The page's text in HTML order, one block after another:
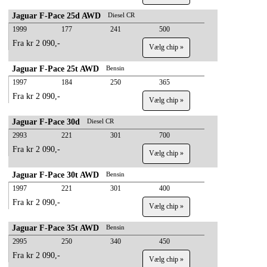
Jaguar F-Pace 25d AWD Diesel CR
1999 177 241 500
Fra kr 2 090,- Vælg chip »
Jaguar F-Pace 25t AWD Bensin
1997 184 250 365
Fra kr 2 090,- Vælg chip »
Jaguar F-Pace 30d Diesel CR
2993 221 301 700
Fra kr 2 090,- Vælg chip »
Jaguar F-Pace 30t AWD Bensin
1997 221 301 400
Fra kr 2 090,- Vælg chip »
Jaguar F-Pace 35t AWD Bensin
2995 250 340 450
Fra kr 2 090,- Vælg chip »